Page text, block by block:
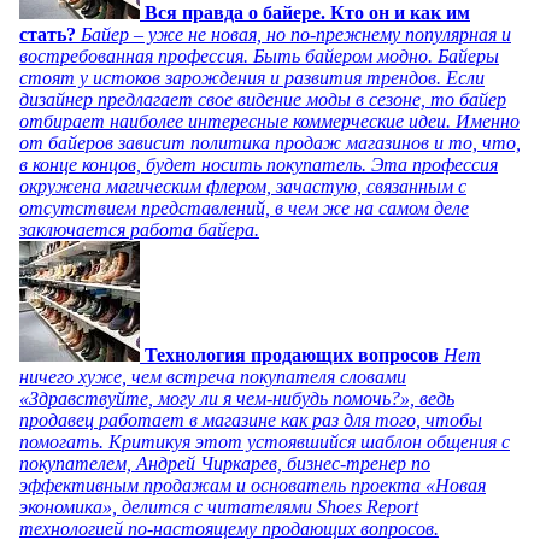
Вся правда о байере. Кто он и как им
стать? Байер – уже не новая, но по-прежнему популярная и
востребованная профессия. Быть байером модно. Байеры
стоят у истоков зарождения и развития трендов. Если
дизайнер предлагает свое видение моды в сезоне, то байер
отбирает наиболее интересные коммерческие идеи. Именно
от байеров зависит политика продаж магазинов и то, что,
в конце концов, будет носить покупатель. Эта профессия
окружена магическим флером, зачастую, связанным с
отсутствием представлений, в чем же на самом деле
заключается работа байера.
Технология продающих вопросов Нет
ничего хуже, чем встреча покупателя словами
«Здравствуйте, могу ли я чем-нибудь помочь?», ведь
продавец работает в магазине как раз для того, чтобы
помогать. Критикуя этот устоявшийся шаблон общения с
покупателем, Андрей Чиркарев, бизнес-тренер по
эффективным продажам и основатель проекта «Новая
экономика», делится с читателями Shoes Report
технологией по-настоящему продающих вопросов.